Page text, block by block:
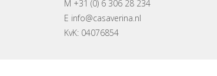
M +31 (0) 6 306 28 234
E info@casaverina.nl
KvK: 04076854